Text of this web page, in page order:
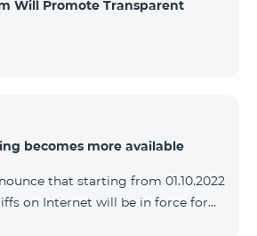
Will Promote Transparent
becomes more available
that starting from 01.10.2022
on Internet will be in force for